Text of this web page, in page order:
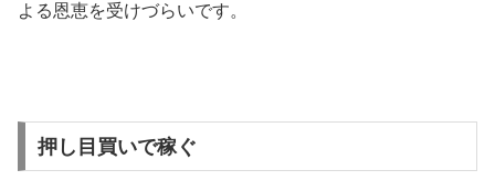
よる恩恵を受けづらいです。
押し目買いで稼ぐ